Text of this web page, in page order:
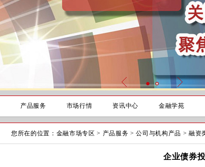
产品服务 市场行情 资讯中心 金融学苑
您所在的位置： 金融市场专区 > 产品服务 >公司与机构产品 >融资
企业债券